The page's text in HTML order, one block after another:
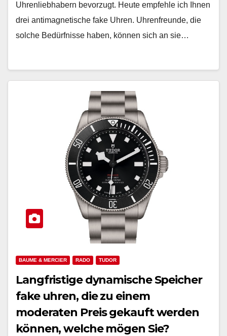
Uhrenliebhabern bevorzugt. Heute empfehle ich Ihnen
drei antimagnetische fake Uhren. Uhrenfreunde, die
solche Bedürfnisse haben, können sich an sie…
BAUME & MERCIER RADO TUDOR
Langfristige dynamische Speicher
fake uhren, die zu einem
moderaten Preis gekauft werden
können, welche mögen Sie?